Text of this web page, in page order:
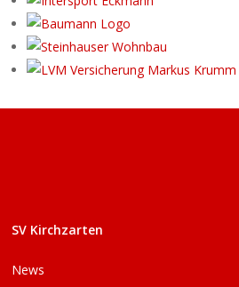
SV Kirchzarten
News